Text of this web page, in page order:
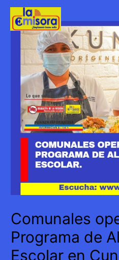
contenido
Comunales
Programa de
Escolar en